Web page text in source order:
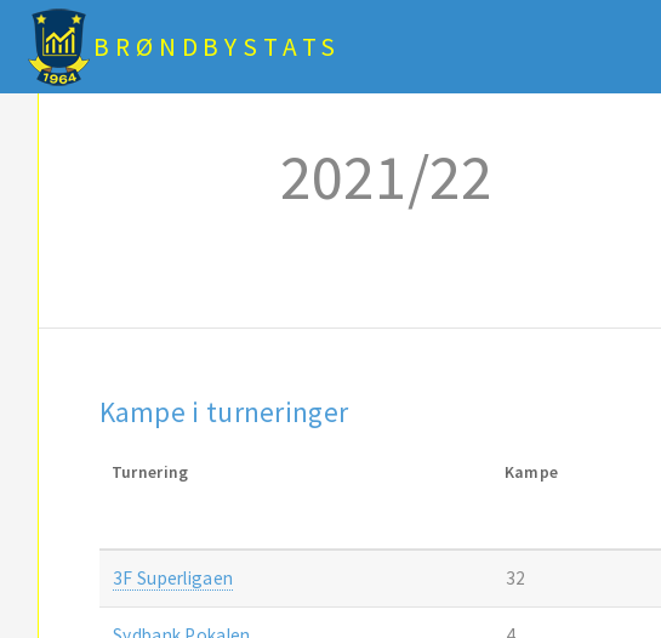
BRØNDBYSTATS
2021/22
Kampe i turneringer
Turnering Kampe
3F Superligaen 32